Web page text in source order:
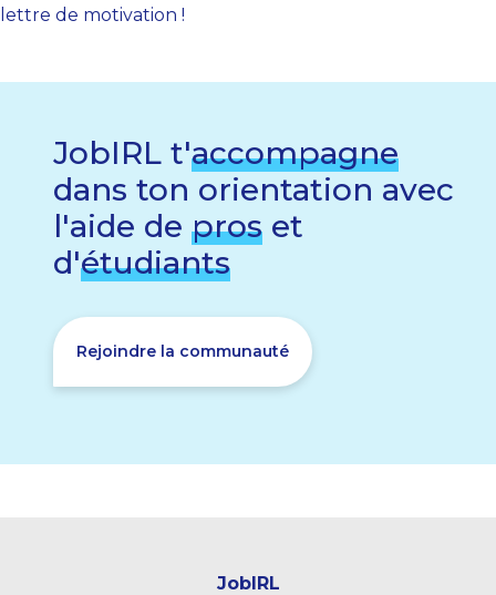
lettre de motivation !
JobIRL t'accompagne
dans ton orientation avec
l'aide de pros et
d'étudiants
Rejoindre la communauté
JobIRL